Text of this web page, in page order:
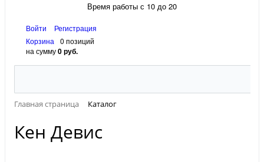
Время работы с 10 до 20
Войти
Регистрация
Корзина
0 позиций
на сумму0 руб.
Главная страница Каталог
Кен Девис